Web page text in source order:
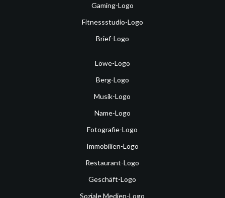
Gaming-Logo
Fitnessstudio-Logo
Brief-Logo
Löwe-Logo
Berg-Logo
Musik-Logo
Name-Logo
Fotografie-Logo
Immobilien-Logo
Restaurant-Logo
Geschäft-Logo
Soziale Medien-Logo